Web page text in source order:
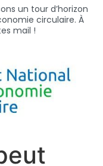
un tour d’horizon
circulaire. À
mail !